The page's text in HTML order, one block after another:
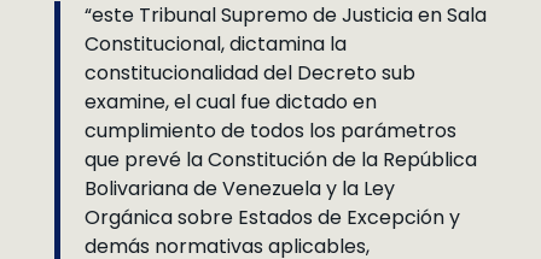
“este Tribunal Supremo de Justicia en Sala
Constitucional, dictamina la
constitucionalidad del Decreto sub
examine, el cual fue dictado en
cumplimiento de todos los parámetros
que prevé la Constitución de la República
Bolivariana de Venezuela y la Ley
Orgánica sobre Estados de Excepción y
demás normativas aplicables,